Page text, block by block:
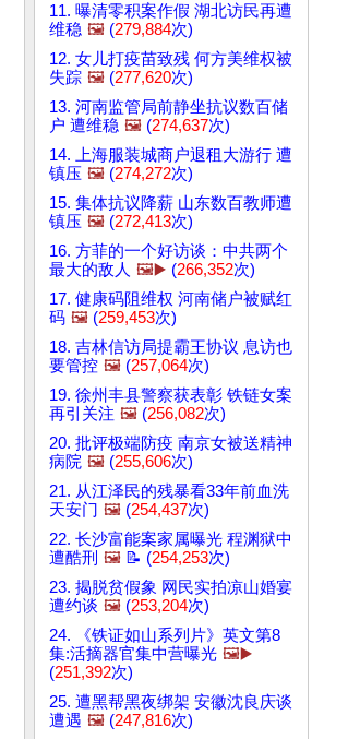
11. 曝清零积案作假 湖北访民再遭
维稳 🖼️ (279,884次)
12. 女儿打疫苗致残 何方美维权被
失踪 🖼️ (277,620次)
13. 河南监管局前静坐抗议数百储
户 遭维稳 🖼️ (274,637次)
14. 上海服装城商户退租大游行 遭
镇压 🖼️ (274,272次)
15. 集体抗议降薪 山东数百教师遭
镇压 🖼️ (272,413次)
16. 方菲的一个好访谈：中共两个
最大的敌人 🖼️▶️ (266,352次)
17. 健康码阻维权 河南储户被赋红
码 🖼️ (259,453次)
18. 吉林信访局提霸王协议 息访也
要管控 🖼️ (257,064次)
19. 徐州丰县警察获表彰 铁链女案
再引关注 🖼️ (256,082次)
20. 批评极端防疫 南京女被送精神
病院 🖼️ (255,606次)
21. 从江泽民的残暴看33年前血洗
天安门 🖼️ (254,437次)
22. 长沙富能案家属曝光 程渊狱中
遭酷刑 🖼️ 📝 (254,253次)
23. 揭脱贫假象 网民实拍凉山婚宴
遭约谈 🖼️ (253,204次)
24. 《铁证如山系列片》英文第8
集:活摘器官集中营曝光 🖼️▶️
(251,392次)
25. 遭黑帮黑夜绑架 安徽沈良庆谈
遭遇 🖼️ (247,816次)